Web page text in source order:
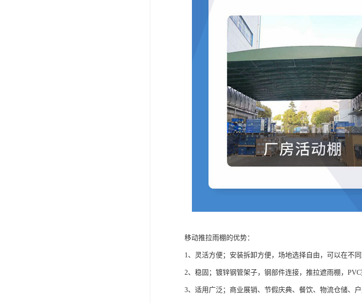
移动推拉雨棚的优势：
1、灵活方便；安装拆卸方便，场地选择自由，可以在不同
2、稳固；镀锌钢管架子，钢部件连接，推拉遮雨棚，
3、适用广泛；商业展销、节假庆典、餐饮、物流仓储、